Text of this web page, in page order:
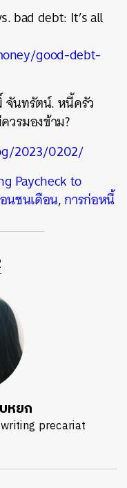
bad debt: It’s all
good-debt-
จันทรัตน์. หนี้ครัว
วรมองข้าม?
2023/0202/
Paycheck to
นชนเดือน,การก่อหนี้
หยก
precariat